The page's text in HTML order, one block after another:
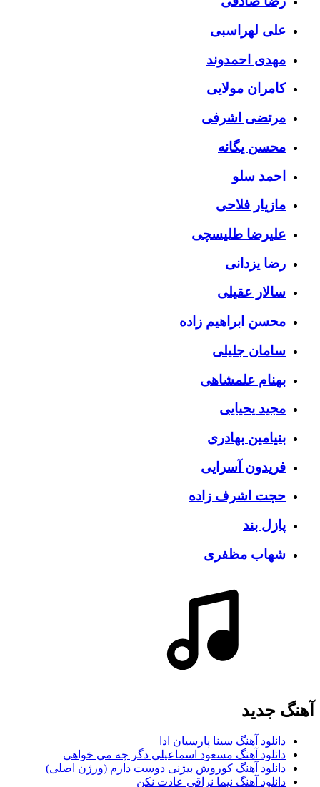
علی لهراسبی
مهدی احمدوند
کامران مولایی
مرتضی اشرفی
محسن یگانه
احمد سلو
مازیار فلاحی
علیرضا طلیسچی
رضا یزدانی
سالار عقیلی
محسن ابراهیم زاده
سامان جلیلی
بهنام علمشاهی
مجید یحیایی
بنیامین بهادری
فریدون آسرایی
حجت اشرف زاده
پازل بند
شهاب مظفری
آهنگ جديد
دانلود آهنگ سینا پارسیان ادا
دانلود آهنگ مسعود اسماعیلی دگر چه می خواهی
دانلود آهنگ کوروش بیژنی دوست دارم (ورژن اصلی)
دانلود آهنگ نیما نراقی عادت نکن